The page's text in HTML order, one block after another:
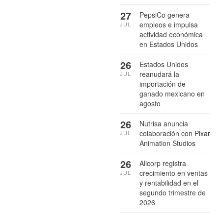
PepsiCo genera
empleos e impulsa
actividad económica
en Estados Unidos
27
JUL
Estados Unidos
reanudará la
importación de
ganado mexicano en
agosto
26
JUL
Nutrisa anuncia
colaboración con Pixar
Animation Studios
26
JUL
Alicorp registra
crecimiento en ventas
y rentabilidad en el
segundo trimestre de
2026
26
JUL